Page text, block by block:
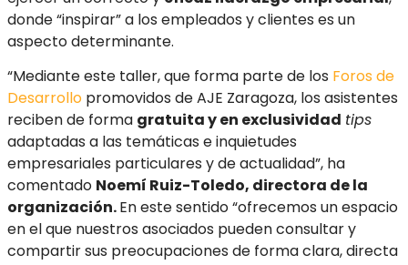
donde “inspirar” a los empleados y clientes es un
aspecto determinante.
“Mediante este taller, que forma parte de los Foros de
Desarrollo promovidos de AJE Zaragoza, los asistentes
reciben de forma gratuita y en exclusividad tips
adaptadas a las temáticas e inquietudes
empresariales particulares y de actualidad”, ha
comentado Noemí Ruiz-Toledo, directora de la
organización.En este sentido “ofrecemos un espacio
en el que nuestros asociados pueden consultar y
compartir sus preocupaciones de forma clara, directa